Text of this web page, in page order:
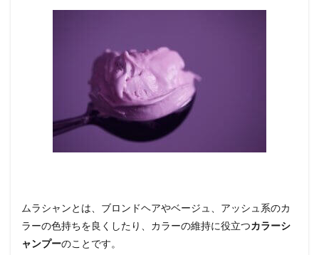
な人
効果
バー
シャ
ンプ
ーの
ムラシャンとは、ブロンドヘアやベージュ、アッシュ系のカ
ラーの色持ちを良くしたり、カラーの維持に役立つカラーシ
ャンプーのことです。